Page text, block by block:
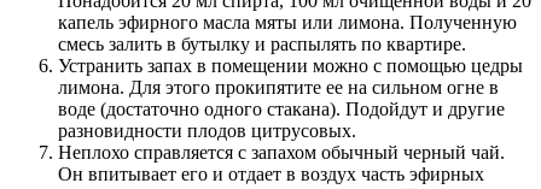
капель эфирного масла мяты или лимона. Полученную
смесь залить в бутылку и распылять по квартире.
Устранить запах в помещении можно с помощью цедры
лимона. Для этого прокипятите ее на сильном огне в
воде (достаточно одного стакана). Подойдут и другие
разновидности плодов цитрусовых.
Неплохо справляется с запахом обычный черный чай.
Он впитывает его и отдает в воздух часть эфирных